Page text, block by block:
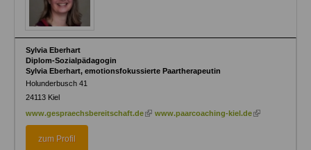
Sylvia Eberhart
Diplom-Sozialpädagogin
Sylvia Eberhart, emotionsfokussierte Paartherapeutin
Holunderbusch 41
24113 Kiel
www.gespraechsbereitschaft.de (linkwww.paarcoaching-kiel.de (link
zum Profil